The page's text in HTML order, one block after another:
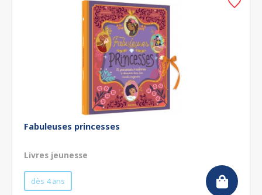
Fabuleuses princesses
Livres jeunesse
dès 4 ans